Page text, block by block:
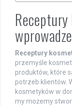
Receptury
przemyśle
produktów, które
potrzeb klientów.
kosmetyków w
my możemy